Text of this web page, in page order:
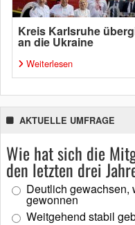
Kreis Karlsruhe
an die Ukraine
Weiterlesen
AKTUELLE UMFRAGE
Wie hat sich die
den letzten drei
Deutlich gewachsen,
gewonnen
Weitgehend stabil